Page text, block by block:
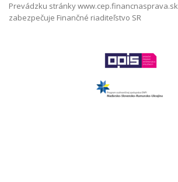
Prevádzku stránky
zabezpečuje Finančné riaditeľstvo SR